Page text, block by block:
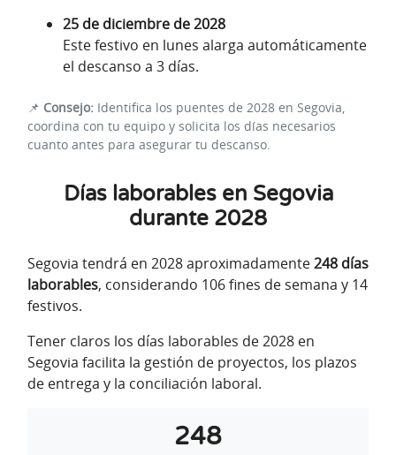
25 de diciembre de 2028
Este festivo en lunes alarga automáticamente
el descanso a 3 días.
📌 Consejo: Identifica los puentes de 2028 en Segovia,
coordina con tu equipo y solicita los días necesarios
cuanto antes para asegurar tu descanso.
Días laborables en Segovia
durante 2028
Segovia tendrá en 2028 aproximadamente248 días
laborables, considerando 106 fines de semana y 14
festivos.
Tener claros los días laborables de 2028 en
Segovia facilita la gestión de proyectos, los plazos
de entrega y la conciliación laboral.
248